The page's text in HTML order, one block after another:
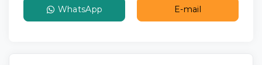
WhatsApp E-mail